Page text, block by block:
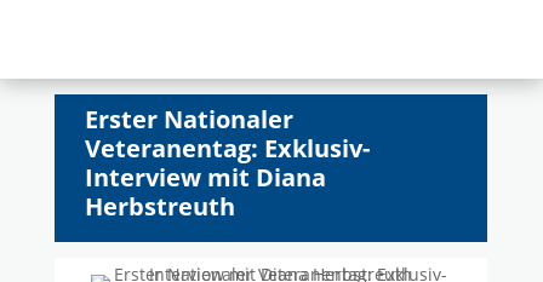
Erster Nationaler
Veteranentag: Exklusiv-
Interview mit Diana
Herbstreuth